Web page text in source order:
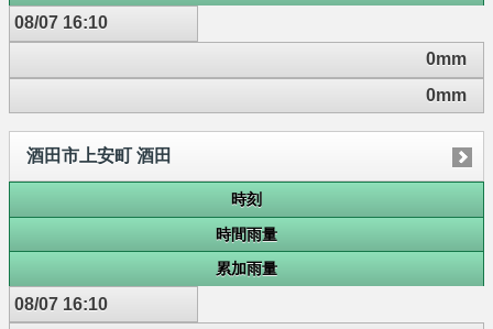
08/07 16:10
0mm
0mm
酒田市上安町 酒田
時刻
時間雨量
累加雨量
08/07 16:10